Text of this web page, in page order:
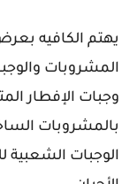
يهتم الكافيه
المشروبات
وجبات الإفطار
بالمشروبات
الوجبات الشعبية